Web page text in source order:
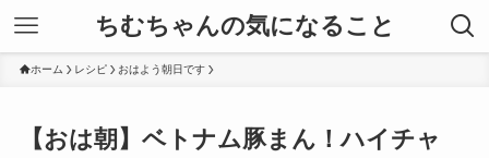
ちむちゃんの気になること
ホーム レシピ おはよう朝日です
【おは朝】ベトナム豚まん！ハイチャ